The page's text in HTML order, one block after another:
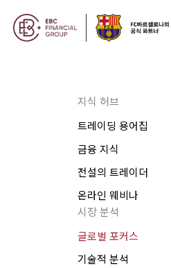
지식 허브
트레이딩 용어집
금융 지식
전설의 트레이더
온라인 웨비나
시장 분석
글로벌 포커스
기술적 분석